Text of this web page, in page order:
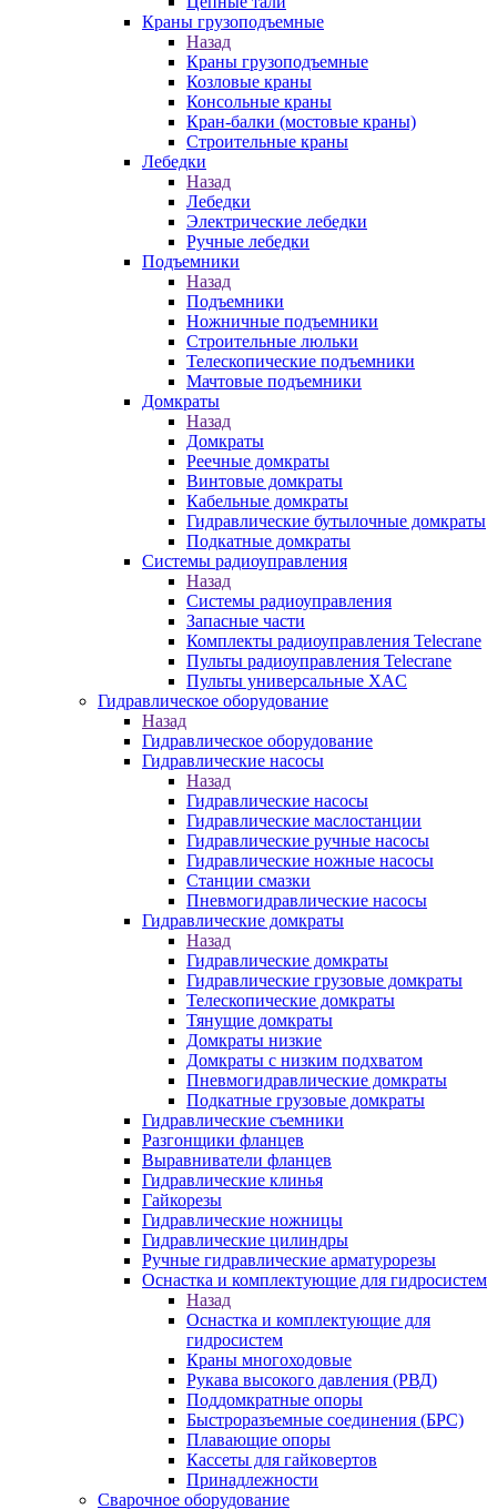
Краны грузоподъемные
Назад
Краны грузоподъемные
Козловые краны
Консольные краны
Кран-балки (мостовые краны)
Строительные краны
Лебедки
Назад
Лебедки
Электрические лебедки
Ручные лебедки
Подъемники
Назад
Подъемники
Ножничные подъемники
Строительные люльки
Телескопические подъемники
Мачтовые подъемники
Домкраты
Назад
Домкраты
Реечные домкраты
Винтовые домкраты
Кабельные домкраты
Гидравлические бутылочные домкраты
Подкатные домкраты
Системы радиоуправления
Назад
Системы радиоуправления
Запасные части
Комплекты радиоуправления Telecrane
Пульты радиоуправления Telecrane
Пульты универсальные XAC
Гидравлическое оборудование
Назад
Гидравлическое оборудование
Гидравлические насосы
Назад
Гидравлические насосы
Гидравлические маслостанции
Гидравлические ручные насосы
Гидравлические ножные насосы
Станции смазки
Пневмогидравлические насосы
Гидравлические домкраты
Назад
Гидравлические домкраты
Гидравлические грузовые домкраты
Телескопические домкраты
Тянущие домкраты
Домкраты низкие
Домкраты с низким подхватом
Пневмогидравлические домкраты
Подкатные грузовые домкраты
Гидравлические съемники
Разгонщики фланцев
Выравниватели фланцев
Гидравлические клинья
Гайкорезы
Гидравлические ножницы
Гидравлические цилиндры
Ручные гидравлические арматурорезы
Оснастка и комплектующие для гидросистем
Назад
Оснастка и комплектующие для
гидросистем
Краны многоходовые
Рукава высокого давления (РВД)
Поддомкратные опоры
Быстроразъемные соединения (БРС)
Плавающие опоры
Кассеты для гайковертов
Принадлежности
Сварочное оборудование